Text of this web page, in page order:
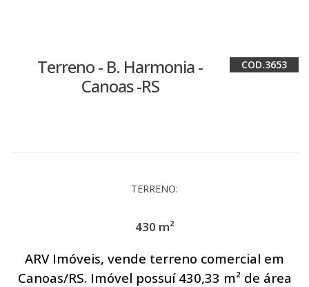
Terreno - B. Harmonia -
Canoas -RS
3653
TERRENO:
430 m²
ARV Imóveis, vende terreno comercial em
Canoas/RS. Imóvel possuí 430,33 m² de área